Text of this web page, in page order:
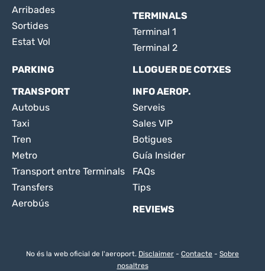
Arribades
Sortides
Estat Vol
TERMINALS
Terminal 1
Terminal 2
PARKING
LLOGUER DE COTXES
TRANSPORT
Autobus
Taxi
Tren
Metro
Transport entre Terminals
Transfers
Aerobús
INFO AEROP.
Serveis
Sales VIP
Botigues
Guía Insider
FAQs
Tips
REVIEWS
No és la web oficial de l'aeroport. Disclaimer - Contacte - Sobre
nosaltres